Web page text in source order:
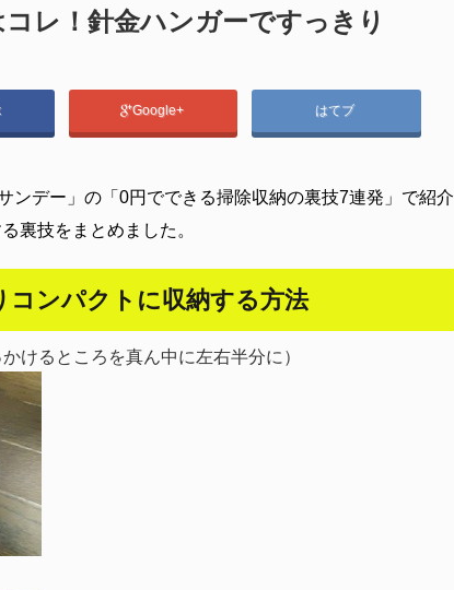
レ！針金ハンガーですっきり
Google+ はてブ
ンデー」の「0円でできる掃除収納の裏技7連発」で紹介
裏技をまとめました。
ンパクトに収納する方法
けるところを真ん中に左右半分に）